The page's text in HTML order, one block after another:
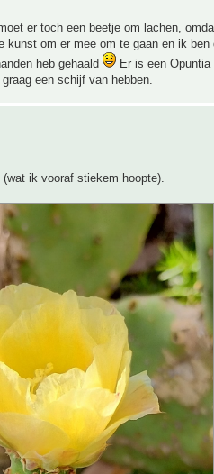
er toch een beetje om lachen,
kunst om er mee om te gaan en ik ben
heb gehaald
Er is een
een schijf van hebben.
ik vooraf stiekem hoopte).